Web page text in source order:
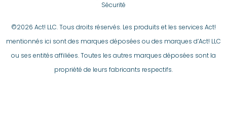
Sécurité
©2026 Act! LLC. Tous droits réservés. Les produits et les services Act!
mentionnés ici sont des marques déposées ou des marques d’Act! LLC
ou ses entités affiliées. Toutes les autres marques déposées sont la
propriété de leurs fabricants respectifs.